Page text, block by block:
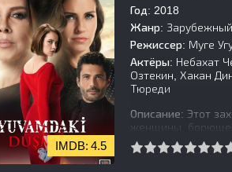
4.5
Год: 2018
Жанр:
Режиссер: Муге
Актёры: Небахат
Озтекин, Хакан
Тюреди
Описание: Этот
женщины,
войти в ее